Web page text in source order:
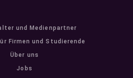
und Medienpartner
Firmen und Studierende
Über uns
Jobs